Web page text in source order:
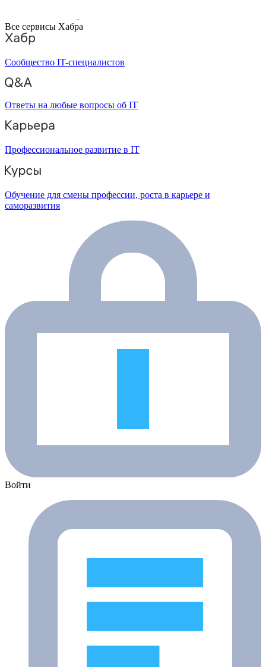
Все сервисы Хабра
Сообщество IT-специалистов
Ответы на любые вопросы об IT
Профессиональное развитие в IT
Обучение для смены профессии, роста в карьере и
саморазвития
Войти